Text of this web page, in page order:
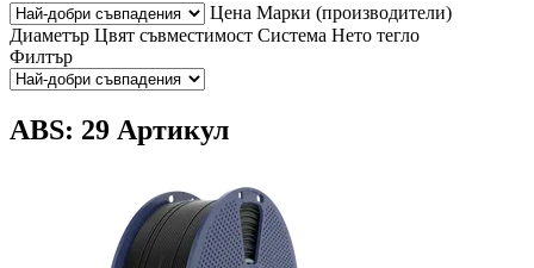
Цена Марки (производители)
Диаметър Цвят съвместимост Система Нето тегло
Филтър
ABS: 29 Артикул